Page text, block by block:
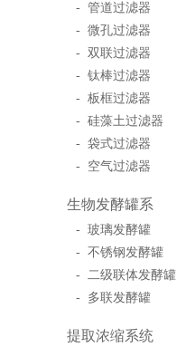
- 管道过滤器
- 微孔过滤器
- 双联过滤器
- 钛棒过滤器
- 板框过滤器
- 硅藻土过滤器
- 袋式过滤器
- 空气过滤器
生物发酵罐系
- 玻璃发酵罐
- 不锈钢发酵罐
- 二级联体发酵罐
- 多联发酵罐
提取浓缩系统